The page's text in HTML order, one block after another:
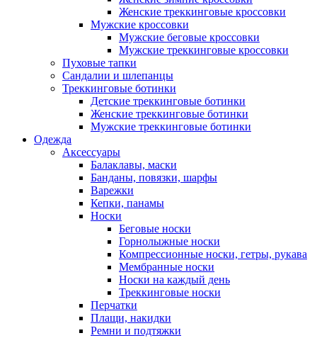
Женские треккинговые кроссовки
Мужские кроссовки
Мужские беговые кроссовки
Мужские треккинговые кроссовки
Пуховые тапки
Сандалии и шлепанцы
Треккинговые ботинки
Детские треккинговые ботинки
Женские треккинговые ботинки
Мужские треккинговые ботинки
Одежда
Аксессуары
Балаклавы, маски
Банданы, повязки, шарфы
Варежки
Кепки, панамы
Носки
Беговые носки
Горнолыжные носки
Компрессионные носки, гетры, рукава
Мембранные носки
Носки на каждый день
Треккинговые носки
Перчатки
Плащи, накидки
Ремни и подтяжки